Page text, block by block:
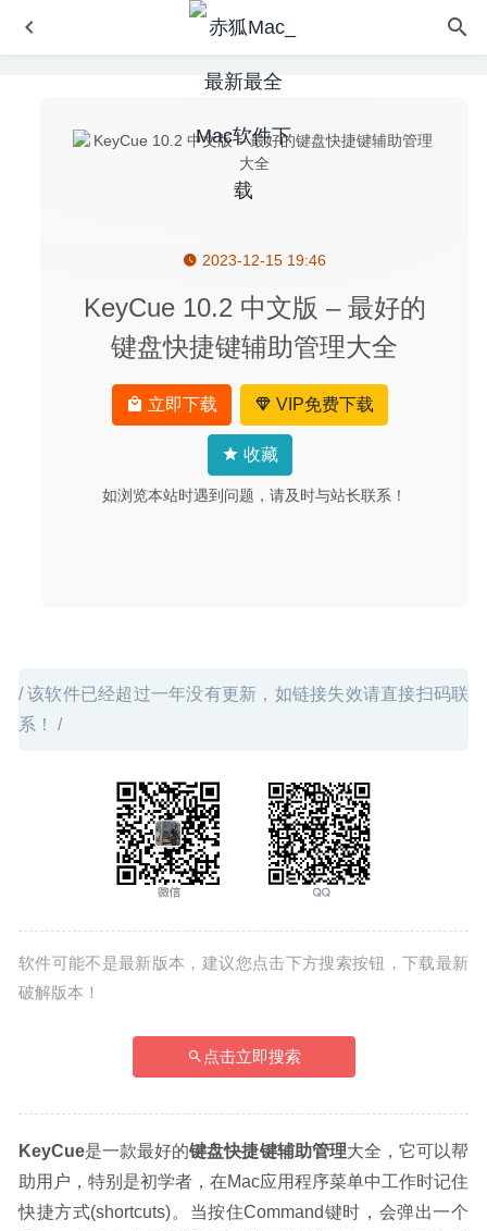
2023-12-15 19:46
KeyCue 10.2 中文版 – 最好的
键盘快捷键辅助管理大全
立即下载 VIP免费下载
收藏
如浏览本站时遇到问题，请及时与站长联系！
/ 该软件已经超过一年没有更新，如链接失效请直接扫码联
系！ /
软件可能不是最新版本，建议您点击下方搜索按钮，下载最新
破解版本！
点击立即搜索
KeyCue是一款最好的键盘快捷键辅助管理大全，它可以帮
助用户，特别是初学者，在Mac应用程序菜单中工作时记住
快捷方式(shortcuts)。当按住Command键时，会弹出一个
Optimage 3.5.1 – 高级图像优化压缩工具
A Better Finder Rename 11.15 – 功能强大的批量文件重命
2020-04-24
NoteBurner iTunes DRM Audio Converter 2.5.1 for Mac-
音频格式转换工具 2020-03-28
SecureCRT 8.7.3 – SSH/Telnet终端模拟器 2020-08-13
KeeWeb 1.14.0 中文版-开源跨平台的密码管理器